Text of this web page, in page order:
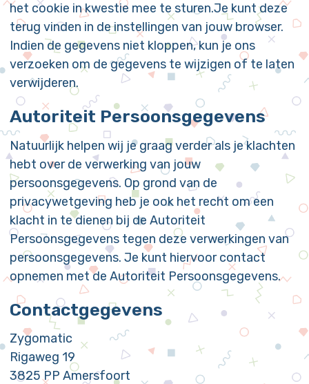
het cookie in kwestie mee te sturen.Je kunt deze
terug vinden in de instellingen van jouw browser.
Indien de gegevens niet kloppen, kun je ons
verzoeken om de gegevens te wijzigen of te laten
verwijderen.
Autoriteit Persoonsgegevens
Natuurlijk helpen wij je graag verder als je klachten
hebt over de verwerking van jouw
persoonsgegevens. Op grond van de
privacywetgeving heb je ook het recht om een
klacht in te dienen bij de Autoriteit
Persoonsgegevens tegen deze verwerkingen van
persoonsgegevens. Je kunt hiervoor contact
opnemen met de Autoriteit Persoonsgegevens.
Contactgegevens
Zygomatic
Rigaweg 19
3825 PP Amersfoort